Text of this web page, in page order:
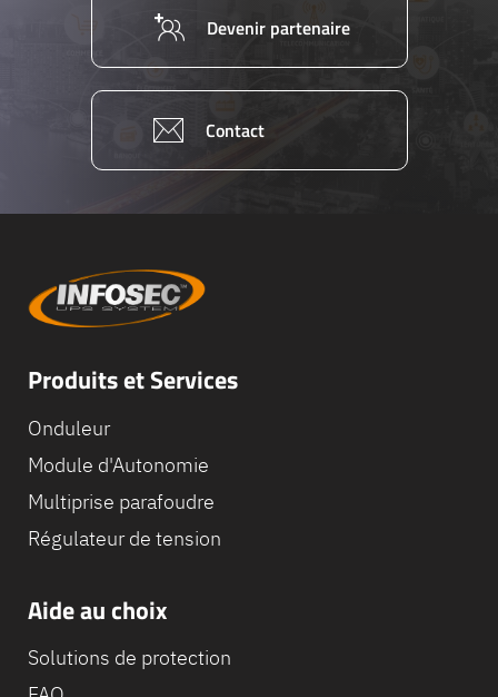
Devenir partenaire
Contact
Produits et Services
Onduleur
Module d'Autonomie
Multiprise parafoudre
Régulateur de tension
Aide au choix
Solutions de protection